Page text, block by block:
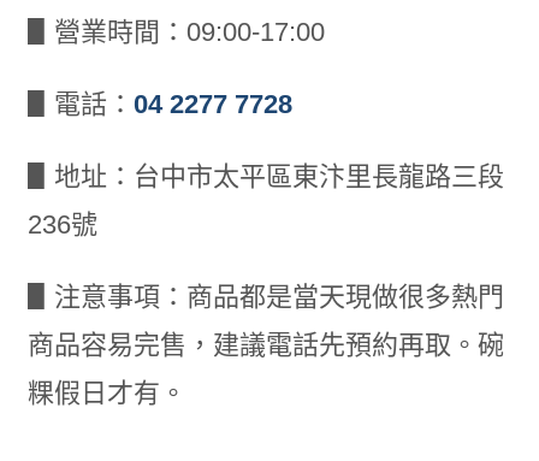
▋營業時間：09:00-17:00
▋電話： 04 2277 7728
▋地址：台中市太平區東汴里長龍路三段
236號
▋注意事項：商品都是當天現做很多熱門
商品容易完售，建議電話先預約再取。碗
粿假日才有。